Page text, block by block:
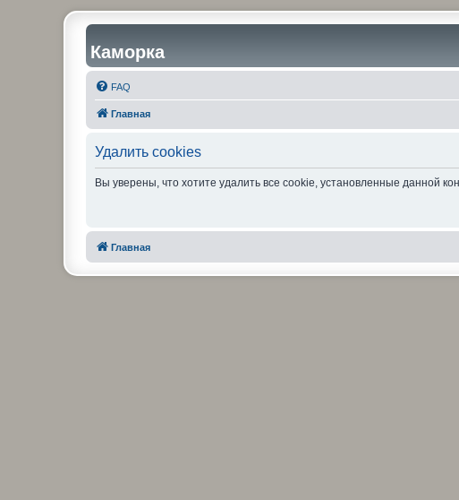
Каморка
FAQ
Главная
Удалить cookies
Вы уверены, что хотите удалить все cookie, установленные данной
Главная